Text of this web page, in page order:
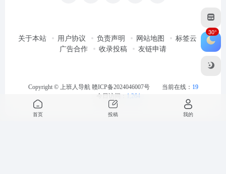
关于本站 用户协议 负责声明 网站地图
标签云
广告合作
收录投稿 友链申请
Copyright © 上班人导航 赣ICP备2024046007号 当前在线： 19
今日访问： 1,264
30°
首页 投稿 我的